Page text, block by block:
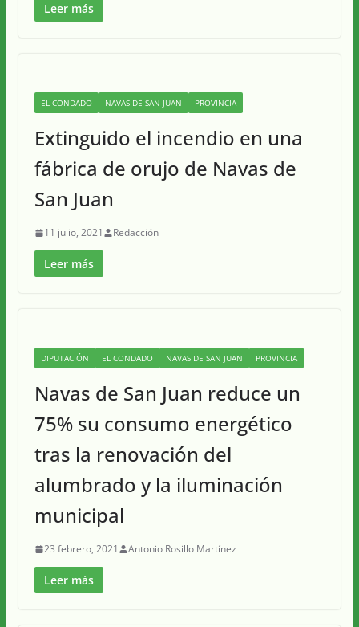
Leer más
EL CONDADO NAVAS DE SAN JUAN PROVINCIA
Extinguido el incendio en una
fábrica de orujo de Navas de
San Juan
11 julio, 2021 Redacción
Leer más
DIPUTACIÓN EL CONDADO NAVAS DE SAN JUAN PROVINCIA
Navas de San Juan reduce un
75% su consumo energético
tras la renovación del
alumbrado y la iluminación
municipal
23 febrero, 2021 Antonio Rosillo Martínez
Leer más